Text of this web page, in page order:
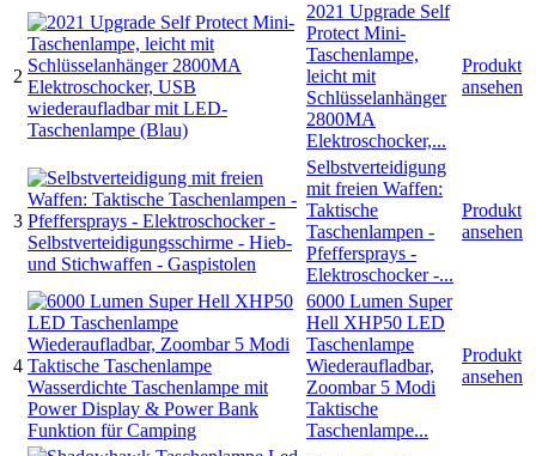
2
2021 Upgrade Self
Protect Mini-
Taschenlampe,
leicht mit
Schlüsselanhänger
2800MA
Elektroschocker,...
Produkt
ansehen
3
Selbstverteidigung
mit freien Waffen:
Taktische
Taschenlampen -
Pfeffersprays -
Elektroschocker -...
Produkt
ansehen
4
6000 Lumen Super
Hell XHP50 LED
Taschenlampe
Wiederaufladbar,
Zoombar 5 Modi
Taktische
Taschenlampe...
Produkt
ansehen